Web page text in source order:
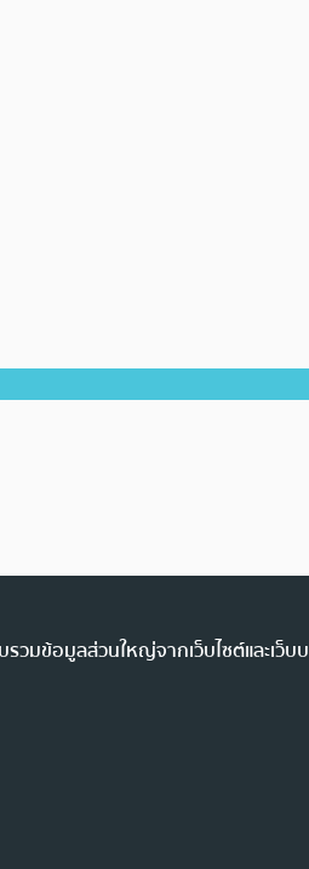
วมข้อมูลส่วนใหญ่จากเว็บไซต์และเ